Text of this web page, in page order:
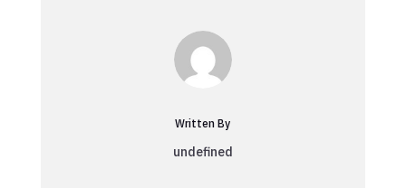
Written By
undefined